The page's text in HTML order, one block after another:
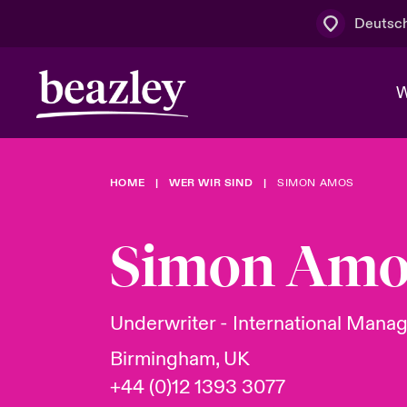
Wer wir sind
Board &
News & Events
Spotlight:
Kundenportal
Cyber
HOME WER WIR SIND SIMON AMOS
Simon
Underwriter - International
Birmingham, UK
+44 (0)12 1393 3077